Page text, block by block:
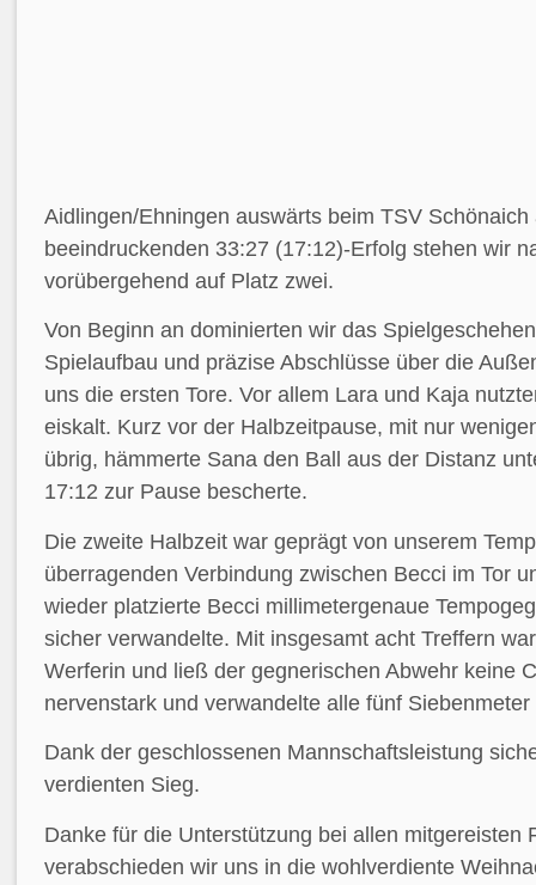
Aidlingen/Ehningen auswärts beim TSV Schönaich
beeindruckenden 33:27 (17:12)-Erfolg stehen wir
vorübergehend auf Platz zwei.
Von Beginn an dominierten wir das
Spielaufbau und präzise Abschlüsse über die
uns die ersten Tore. Vor allem Lara und Kaja
eiskalt. Kurz vor der Halbzeitpause, mit nur
übrig, hämmerte Sana den Ball aus der Distanz
17:12 zur Pause bescherte.
Die zweite Halbzeit war geprägt von unserem
überragenden Verbindung zwischen Becci im Tor
wieder platzierte Becci millimetergenaue
sicher verwandelte. Mit insgesamt acht Treffern
Werferin und ließ der gegnerischen Abwehr keine
nervenstark und verwandelte alle fünf
Dank der geschlossenen Mannschaftsleistung
verdienten Sieg.
Danke für die Unterstützung bei allen mitgereisten
verabschieden wir uns in die wohlverdiente